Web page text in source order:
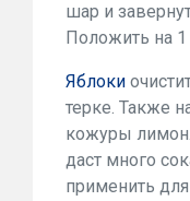
шар и
Положить на 1
Яблоки
терке. Также
кожуры
даст много
применить